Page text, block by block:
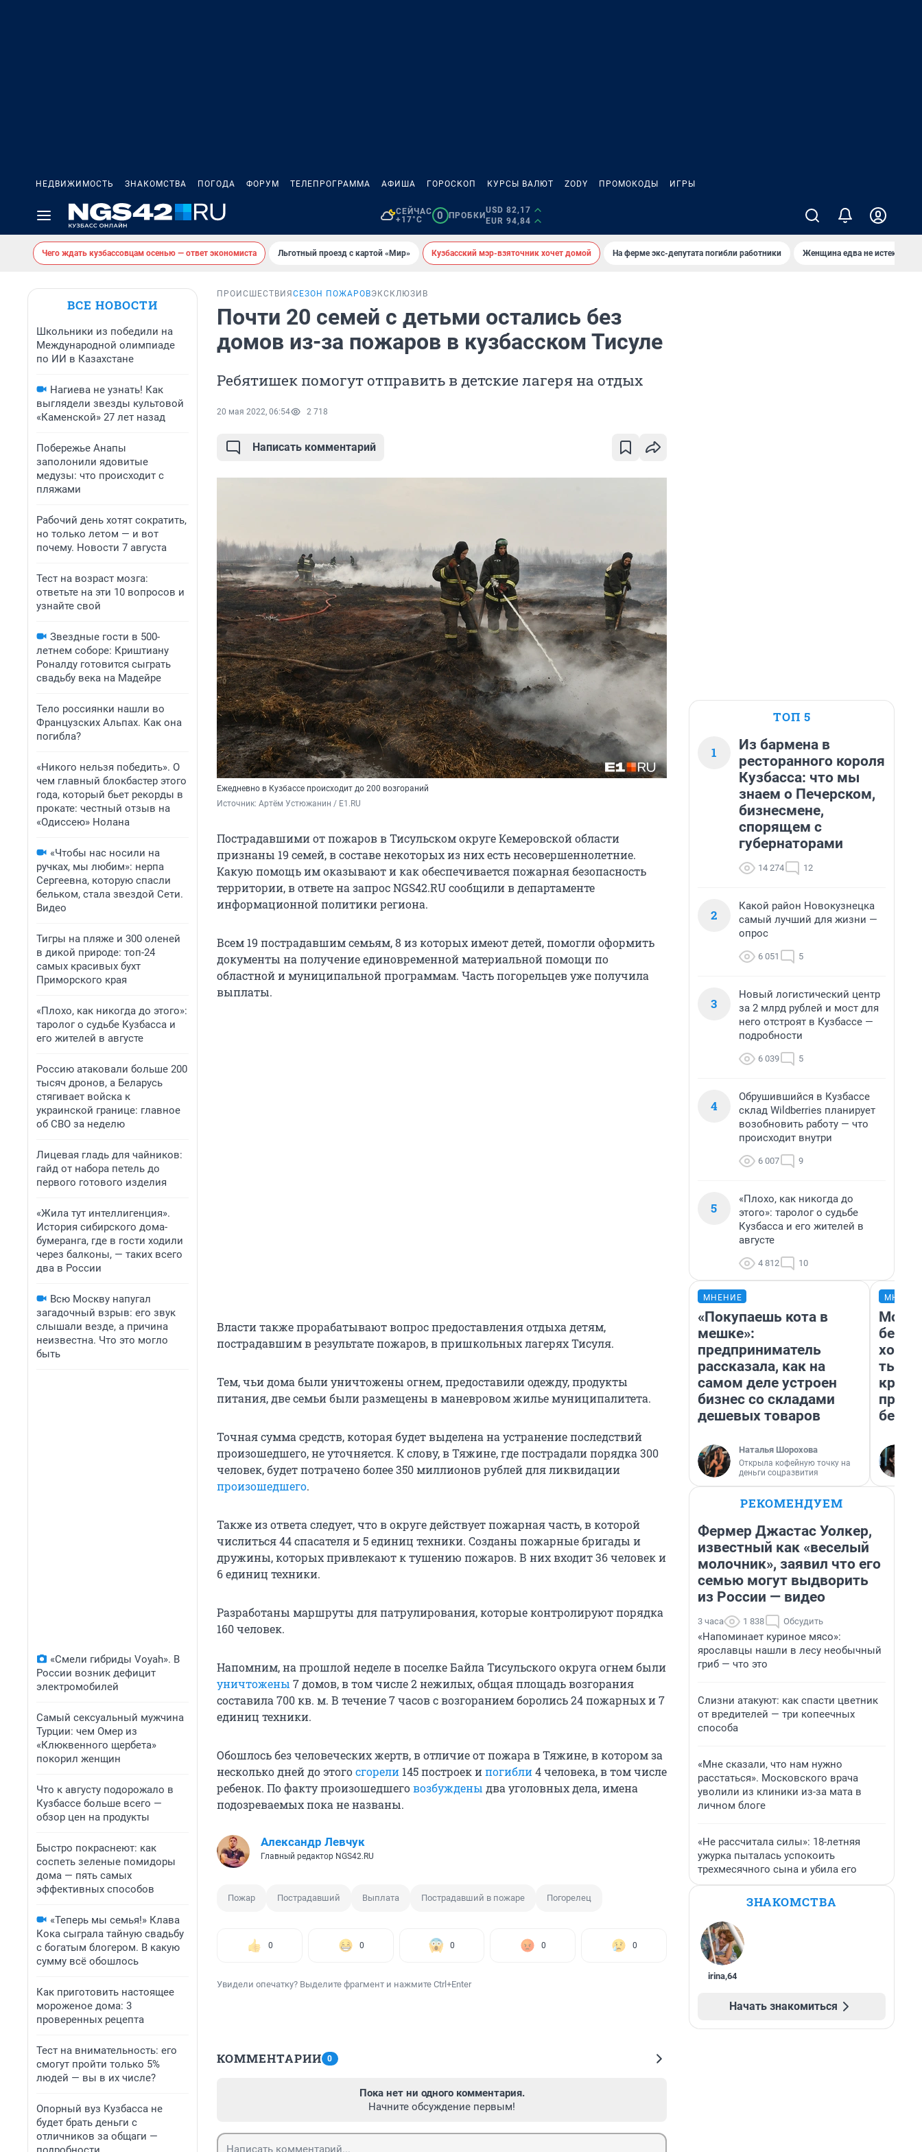
НЕДВИЖИМОСТЬ ЗНАКОМСТВА ПОГОДА ФОРУМ ТЕЛЕПРОГРАММА АФИША ГОРОСКОП КУРСЫ ВАЛЮТ ZODY ПРОМОКОДЫ ИГРЫ
СЕЙЧАС
+17°C
0 ПРОБКИ
USD 82,17
EUR 94,84
Чего ждать кузбассовцам осенью — ответ экономиста Льготный проезд с картой «Мир» Кузбасский мэр-взяточник хочет домой На ферме экс-депутата погибли работники Женщина едва не истекла
ВСЕ НОВОСТИ
Школьники из победили на
Международной олимпиаде
по ИИ в Казахстане
Нагиева не узнать! Как
выглядели звезды культовой
«Каменской» 27 лет назад
Побережье Анапы
заполонили ядовитые
медузы: что происходит с
пляжами
Рабочий день хотят сократить,
но только летом — и вот
почему. Новости 7 августа
Тест на возраст мозга:
ответьте на эти 10 вопросов и
узнайте свой
Звездные гости в 500-
летнем соборе: Криштиану
Роналду готовится сыграть
свадьбу века на Мадейре
Тело россиянки нашли во
Французских Альпах. Как она
погибла?
«Никого нельзя победить». О
чем главный блокбастер этого
года, который бьет рекорды в
прокате: честный отзыв на
«Одиссею» Нолана
«Чтобы нас носили на
ручках, мы любим»: нерпа
Сергеевна, которую спасли
бельком, стала звездой Сети.
Видео
Тигры на пляже и 300 оленей
в дикой природе: топ-24
самых красивых бухт
Приморского края
«Плохо, как никогда до этого»:
таролог о судьбе Кузбасса и
его жителей в августе
Россию атаковали больше 200
тысяч дронов, а Беларусь
стягивает войска к
украинской границе: главное
об СВО за неделю
Лицевая гладь для чайников:
гайд от набора петель до
первого готового изделия
«Жила тут интеллигенция».
История сибирского дома-
бумеранга, где в гости ходили
через балконы, — таких всего
два в России
Всю Москву напугал
загадочный взрыв: его звук
слышали везде, а причина
неизвестна. Что это могло
быть
«Смели гибриды Voyah». В
России возник дефицит
электромобилей
Самый сексуальный мужчина
Турции: чем Омер из
«Клюквенного щербета»
покорил женщин
Что к августу подорожало в
Кузбассе больше всего —
обзор цен на продукты
Быстро покраснеют: как
соспеть зеленые помидоры
дома — пять самых
эффективных способов
«Теперь мы семья!» Клава
Кока сыграла тайную свадьбу
с богатым блогером. В какую
сумму всё обошлось
Как приготовить настоящее
мороженое дома: 3
проверенных рецепта
Тест на внимательность: его
смогут пройти только 5%
людей — вы в их числе?
Опорный вуз Кузбасса не
будет брать деньги с
отличников за общаги —
ПРОИСШЕСТВИЯ СЕЗОН ПОЖАРОВЭКСКЛЮЗИВ
Почти 20 семей с детьми остались без
домов из-за пожаров в кузбасском Тисуле
Ребятишек помогут отправить в детские лагеря на отдых
20 мая 2022, 06:54 2 718
Написать комментарий
Ежедневно в Кузбассе происходит до 200 возгораний
Источник: Артём Устюжанин / E1.RU
Пострадавшими от пожаров в Тисульском округе Кемеровской области
признаны 19 семей, в составе некоторых из них есть несовершеннолетние.
Какую помощь им оказывают и как обеспечивается пожарная безопасность
территории, в ответе на запрос NGS42.RU сообщили в департаменте
информационной политики региона.
Всем 19 пострадавшим семьям, 8 из которых имеют детей, помогли оформить
документы на получение единовременной материальной помощи по
областной и муниципальной программам. Часть погорельцев уже получила
выплаты.
Власти также прорабатывают вопрос предоставления отдыха детям,
пострадавшим в результате пожаров, в пришкольных лагерях Тисуля.
Тем, чьи дома были уничтожены огнем, предоставили одежду, продукты
питания, две семьи были размещены в маневровом жилье муниципалитета.
Точная сумма средств, которая будет выделена на устранение последствий
произошедшего, не уточняется. К слову, в Тяжине, где пострадали порядка 300
человек, будет потрачено более 350 миллионов рублей для ликвидации
произошедшего.
Также из ответа следует, что в округе действует пожарная часть, в которой
числиться 44 спасателя и 5 единиц техники. Созданы пожарные бригады и
дружины, которых привлекают к тушению пожаров. В них входит 36 человек и
6 единиц техники.
Разработаны маршруты для патрулирования, которые контролируют порядка
160 человек.
Напомним, на прошлой неделе в поселке Байла Тисульского округа огнем были
уничтожены 7 домов, в том числе 2 нежилых, общая площадь возгорания
составила 700 кв. м. В течение 7 часов с возгоранием боролись 24 пожарных и 7
единиц техники.
Обошлось без человеческих жертв, в отличие от пожара в Тяжине, в котором за
несколько дней до этогосгорели 145 построек ипогибли4 человека, в том числе
ребенок. По факту произошедшеговозбуждены два уголовных дела, имена
подозреваемых пока не названы.
Александр Левчук
Главный редактор NGS42.RU
Пожар Пострадавший Выплата Пострадавший в пожаре Погорелец
0 0 0 0 0
Увидели опечатку? Выделите фрагмент и нажмите Ctrl+Enter
КОММЕНТАРИИ 0
Пока нет ни одного комментария.
Начните обсуждение первым!
ТОП 5
1
Из бармена в
ресторанного короля
Кузбасса: что мы
знаем о Печерском,
бизнесмене,
спорящем с
губернаторами
14 274 12
2
Какой район Новокузнецка
самый лучший для жизни —
опрос
6 051 5
3
Новый логистический центр
за 2 млрд рублей и мост для
него отстроят в Кузбассе —
подробности
6 039 5
4
Обрушившийся в Кузбассе
склад Wildberries планирует
возобновить работу — что
происходит внутри
6 007 9
5
«Плохо, как никогда до
этого»: таролог о судьбе
Кузбасса и его жителей в
августе
4 812 10
МНЕНИЕ
«Покупаешь кота в
мешке»:
предприниматель
рассказала, как на
самом деле устроен
бизнес со складами
дешевых товаров
Наталья Шорохова
Открыла кофейную точку на
деньги соцразвития
Мой
РЕКОМЕНДУЕМ
Фермер Джастас Уолкер,
известный как «веселый
молочник», заявил что его
семью могут выдворить
из России — видео
3 часа 1 838 Обсудить
«Напоминает куриное мясо»:
ярославцы нашли в лесу необычный
гриб — что это
Слизни атакуют: как спасти цветник
от вредителей — три копеечных
способа
«Мне сказали, что нам нужно
расстаться». Московского врача
уволили из клиники из-за мата в
личном блоге
«Не рассчитала силы»: 18-летняя
ужурка пыталась успокоить
трехмесячного сына и убила его
ЗНАКОМСТВА
irina,64
Начать знакомиться